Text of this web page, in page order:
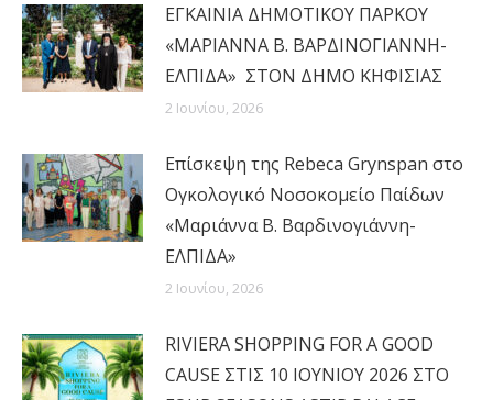
ΕΓΚΑΙΝΙΑ ΔΗΜΟΤΙΚΟΥ ΠΑΡΚΟΥ
«ΜΑΡΙΑΝΝΑ Β. ΒΑΡΔΙΝΟΓΙΑΝΝΗ-
ΕΛΠΙΔΑ» ΣΤΟΝ ΔΗΜΟ ΚΗΦΙΣΙΑΣ
2 Ιουνίου, 2026
Επίσκεψη της Rebeca Grynspan στο
Ογκολογικό Νοσοκομείο Παίδων
«Μαριάννα Β. Βαρδινογιάννη-
ΕΛΠΙΔΑ»
2 Ιουνίου, 2026
RIVIERA SHOPPING FOR A GOOD
CAUSE ΣΤΙΣ 10 ΙΟΥΝΙΟΥ 2026 ΣΤΟ